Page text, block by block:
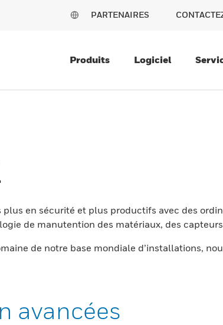
PARTENAIRES
Produits Logiciel
en sécurité et plus productifs avec des
de manutention des matériaux, des
de notre base mondiale d’installations,
avancées